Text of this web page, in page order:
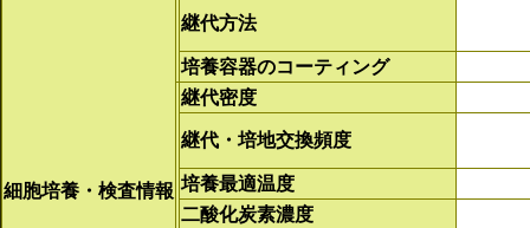
細胞培養・検査情報
継代方法
培養容器のコーティング
継代密度
継代・培地交換頻度
培養最適温度
二酸化炭素濃度